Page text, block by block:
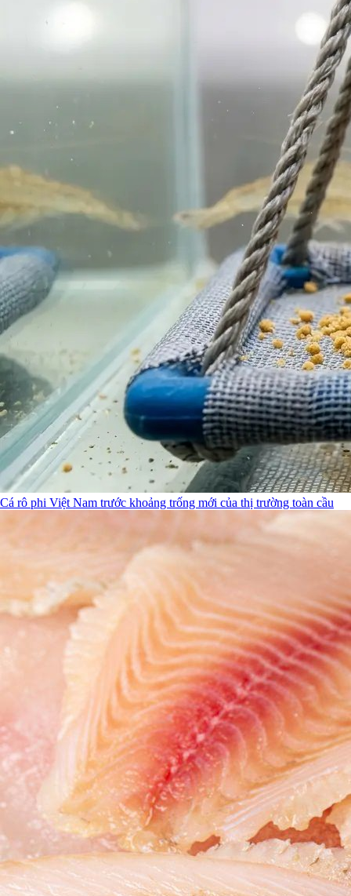
Cá rô phi Việt Nam trước khoảng trống mới của thị trường toàn cầu